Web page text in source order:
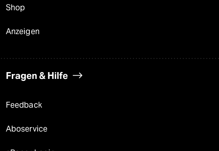
Shop
Anzeigen
Fragen & Hilfe
Feedback
Aboservice